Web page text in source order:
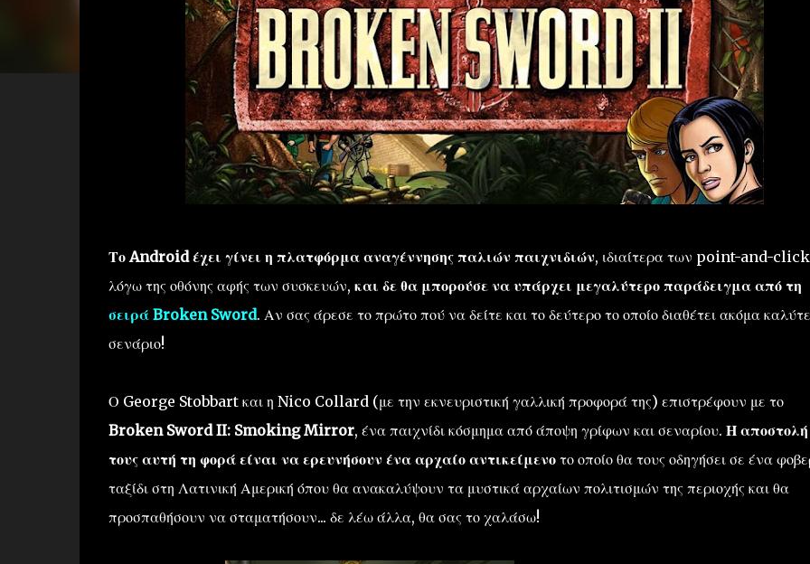
Το Android έχει γίνει η πλατφόρμα αναγέννησης παλιών παιχνιδιών, ιδιαίτερα των point-and-click
λόγω της οθόνης αφής των συσκευών, και δε θα μπορούσε να υπάρχει μεγαλύτερο παράδειγμα από τη
σειρά Broken Sword. Αν σας άρεσε το πρώτο πού να δείτε και το δεύτερο το οποίο διαθέτει ακόμα
σενάριο!
Ο George Stobbart και η Nico Collard (με την εκνευριστική γαλλική προφορά της) επιστρέφουν με το
Broken Sword II: Smoking Mirror, ένα παιχνίδι κόσμημα από άποψη γρίφων και σεναρίου. Η αποστολή
τους αυτή τη φορά είναι να ερευνήσουν ένα αρχαίο αντικείμενοτο οποίο θα τους οδηγήσει σε ένα
ταξίδι στη Λατινική Αμερική όπου θα ανακαλύψουν τα μυστικά αρχαίων πολιτισμών της περιοχής και θα
προσπαθήσουν να σταματήσουν... δε λέω άλλα, θα σας το χαλάσω!